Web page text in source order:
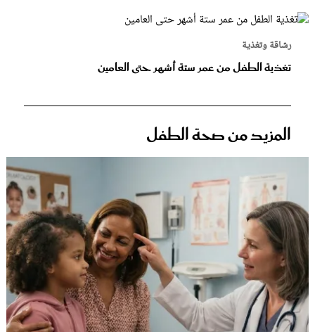
رشاقة وتغذية
تغذية الطفل من عمر ستة أشهر حتى العامين
المزيد من صحة الطفل